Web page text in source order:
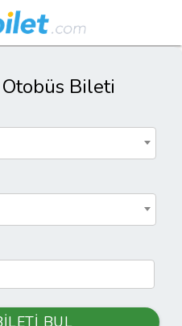
Bileti